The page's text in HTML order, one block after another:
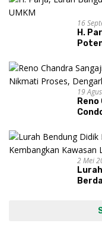
16
H.
19
dan
2 Mei